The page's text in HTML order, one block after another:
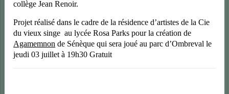
collège Jean Renoir.
Projet réalisé dans le cadre de la résidence d’artistes de la Cie
du vieux singe au lycée Rosa Parks pour la création de
Agamemnon de Sénèque qui sera joué au parc d’Ombreval le
jeudi 03 juillet à 19h30 Gratuit